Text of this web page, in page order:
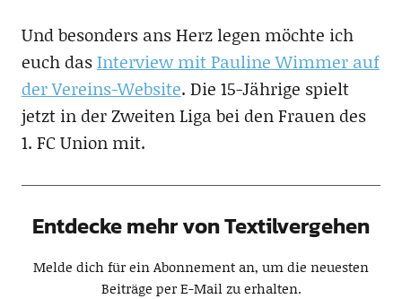
Und besonders ans Herz legen möchte ich
euch dasInterview mit Pauline Wimmer auf
der Vereins-Website. Die 15-Jährige spielt
jetzt in der Zweiten Liga bei den Frauen des
1. FC Union mit.
Entdecke mehr von Textilvergehen
Melde dich für ein Abonnement an, um die neuesten
Beiträge per E-Mail zu erhalten.